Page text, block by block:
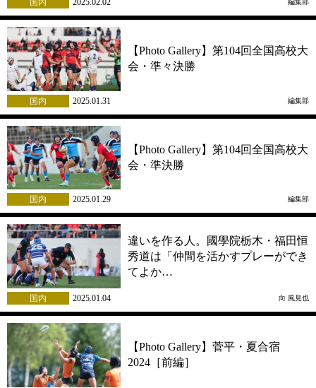
国内 2025.02.02 編集部
【Photo Gallery】第104回全国高校大
会・準々決勝
国内 2025.01.31 編集部
【Photo Gallery】第104回全国高校大
会・準決勝
国内 2025.01.29 編集部
違いを作る人。國學院栃木・福田恒
秀道は「仲間を活かすプレーができ
てよか…
国内 2025.01.04 向 風見也
【Photo Gallery】菅平・夏合宿
2024［前編］